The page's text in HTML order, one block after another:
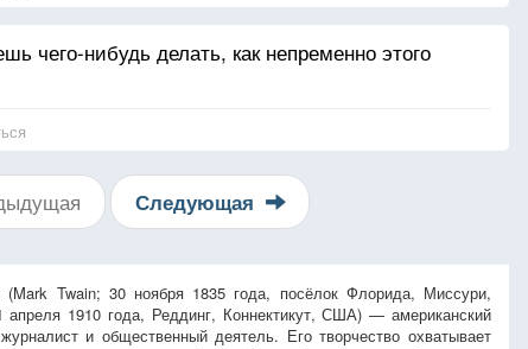
чего-нибудь делать, как непременно этого
Следующая
(Mark Twain; 30 ноября 1835 года, посёлок Флорида, Миссури,
1910 года, Реддинг, Коннектикут, США) — американский
и общественный деятель. Его творчество охватывает